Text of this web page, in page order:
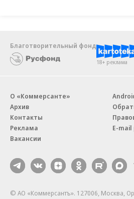
Благотворительный фонд
18+ реклама
О «Коммерсанте»
Архив
Контакты
Реклама
Вакансии
E-
© АО «Коммерсантъ». 127006, Москва,